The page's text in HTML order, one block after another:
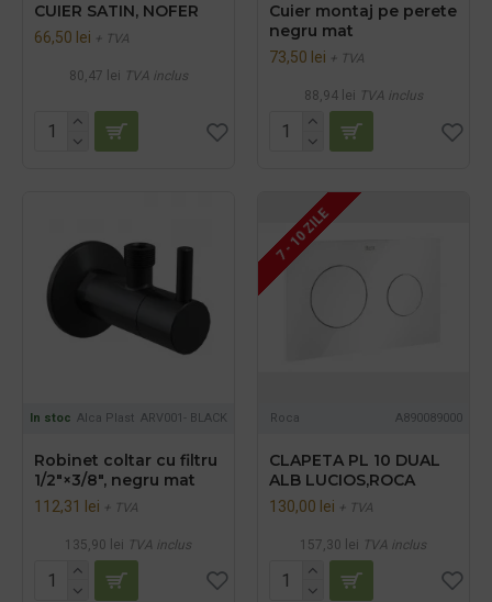
CUIER SATIN, NOFER
66,50 lei + TVA
80,47 lei TVA inclus
Cuier montaj pe perete
negru mat
73,50 lei + TVA
88,94 lei TVA inclus
In stoc Alca Plast ARV001- BLACK
Robinet coltar cu filtru
1/2"×3/8", negru mat
112,31 lei + TVA
135,90 lei TVA inclus
7 - 10 ZILE
Roca A890089000
CLAPETA PL 10 DUAL
ALB LUCIOS,ROCA
130,00 lei + TVA
157,30 lei TVA inclus